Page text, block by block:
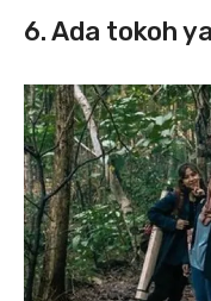
6. Ada tokoh